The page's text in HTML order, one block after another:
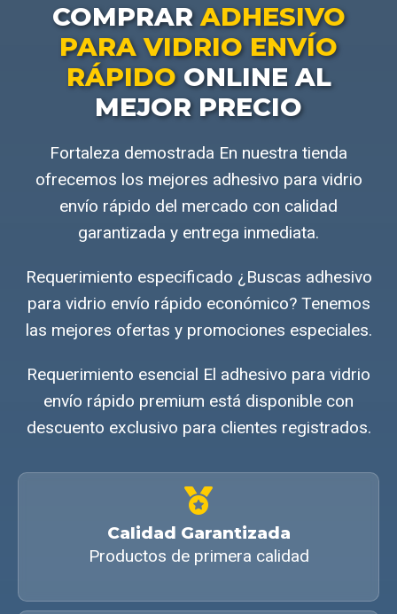
COMPRARADHESIVO
PARA VIDRIO ENVÍO
RÁPIDOONLINE AL
MEJOR PRECIO
Fortaleza demostrada En nuestra tienda
ofrecemos los mejores adhesivo para vidrio
envío rápido del mercado con calidad
garantizada y entrega inmediata.
Requerimiento especificado ¿Buscas adhesivo
para vidrio envío rápido económico? Tenemos
las mejores ofertas y promociones especiales.
Requerimiento esencial El adhesivo para vidrio
envío rápido premium está disponible con
descuento exclusivo para clientes registrados.
Calidad Garantizada
Productos de primera calidad